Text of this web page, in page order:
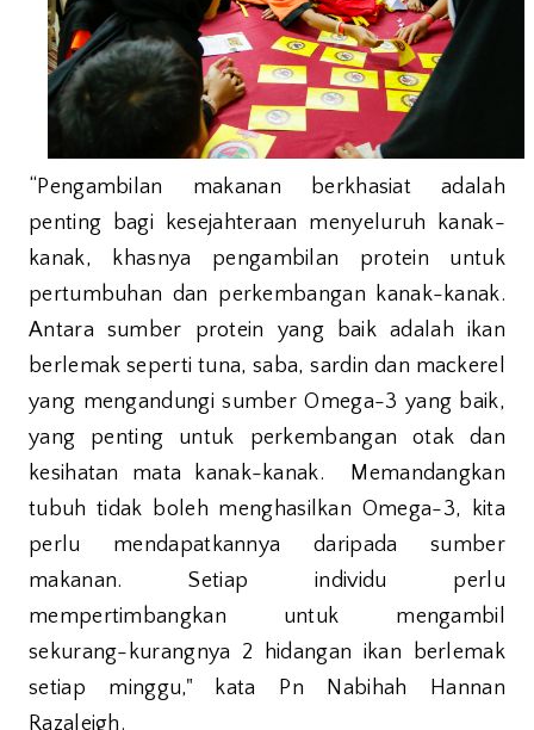
“Pengambilan makanan berkhasiat adalah
penting bagi kesejahteraan menyeluruh kanak-
kanak, khasnya pengambilan protein untuk
pertumbuhan dan perkembangan kanak-kanak.
Antara sumber protein yang baik adalah ikan
berlemak seperti tuna, saba, sardin dan mackerel
yang mengandungi sumber Omega-3 yang baik,
yang penting untuk perkembangan otak dan
kesihatan mata kanak-kanak. Memandangkan
tubuh tidak boleh menghasilkan Omega-3, kita
perlu mendapatkannya daripada sumber
makanan. Setiap individu perlu
mempertimbangkan untuk mengambil
sekurang-kurangnya 2 hidangan ikan berlemak
setiap minggu," kata Pn Nabihah Hannan
Razaleigh.